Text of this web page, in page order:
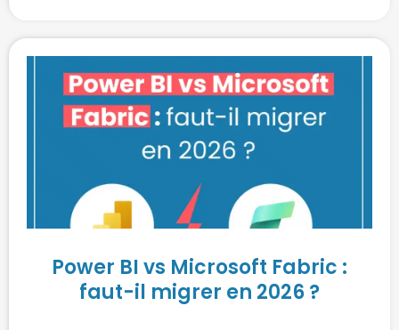
Power BI vs Microsoft Fabric :
faut-il migrer en 2026 ?